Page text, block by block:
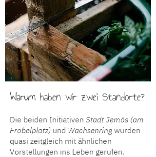
Warum haben wir zwei Standorte?
Die beiden Initiativen Stadt Jemös (am
Fröbelplatz) und Wachsenringwurden
quasi zeitgleich mit ähnlichen
Vorstellungen ins Leben gerufen.